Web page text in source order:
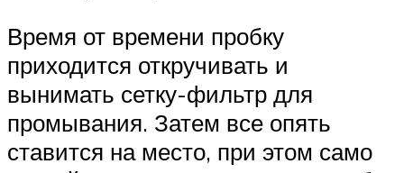
Время от времени пробку
приходится откручивать и
вынимать сетку-фильтр для
промывания. Затем все опять
ставится на место, при этом само